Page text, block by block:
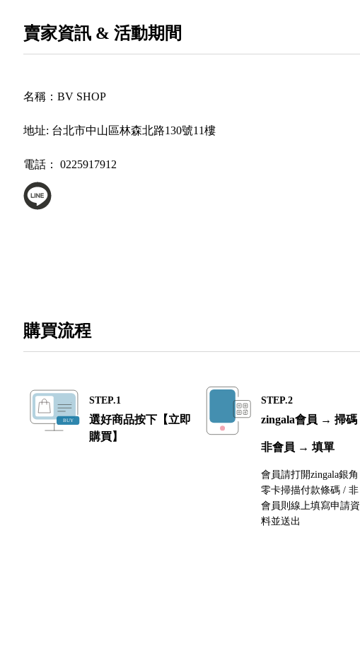
MARC JACOBS
MK MICHAEL KORS
MAISON KITSUNE
OFF WHITE
PRADA
賣家資訊 & 活動期間
名稱： BV SHOP
地址: 台北市中山區林森北路130號11樓
電話： 0225917912
購買流程
STEP.1
選好商品按下【立即
購買】
STEP.2
zingala會員 → 掃碼
非會員 → 填單
會員請打開zingala銀角
零卡掃描付款條碼 / 非
會員則線上填寫申請資
料並送出